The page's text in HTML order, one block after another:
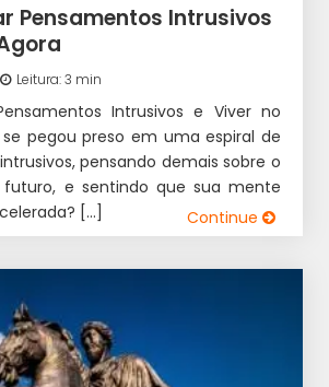
Pensamentos Intrusivos
Leitura: 3 min
Intrusivos e Viver no
pegou preso em uma espiral de
pensando demais sobre o
e sentindo que sua mente
[…]
Continue